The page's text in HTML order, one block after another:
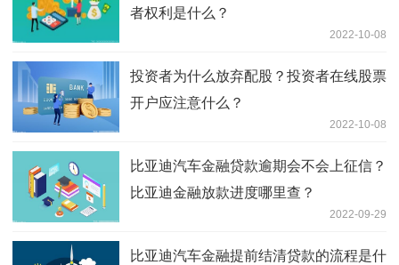
者权利是什么？
2022-10-08
投资者为什么放弃配股？投资者在线股票
开户应注意什么？
2022-10-08
比亚迪汽车金融贷款逾期会不会上征信？
比亚迪金融放款进度哪里查？
2022-09-29
比亚迪汽车金融提前结清贷款的流程是什